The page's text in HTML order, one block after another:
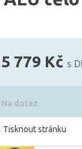
5 779 Kč s
Na dotaz
Tisknout stránku